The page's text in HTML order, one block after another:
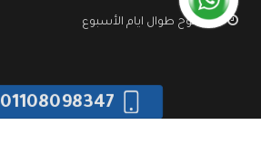
مفتوح طوال ايام الأسبوع
01108098347